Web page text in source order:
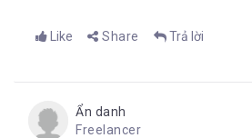
Like Share Trả lời
Ẩn danh
Freelancer